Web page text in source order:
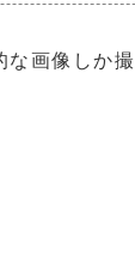
画像しか